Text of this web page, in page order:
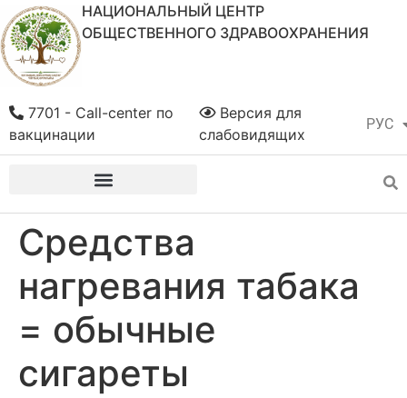
НАЦИОНАЛЬНЫЙ ЦЕНТР
ОБЩЕСТВЕННОГО ЗДРАВООХРАНЕНИЯ
РУС
ҚАЗ
Версия для
слабовидящих
7701 - Call-center по
вакцинации
Средства
нагревания табака
= обычные
сигареты